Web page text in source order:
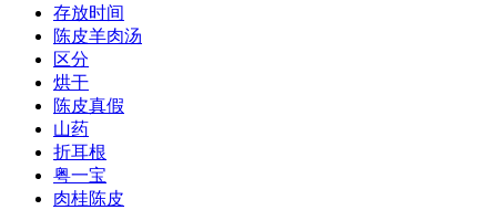
存放时间
陈皮羊肉汤
区分
烘干
陈皮真假
山药
折耳根
粤一宝
肉桂陈皮